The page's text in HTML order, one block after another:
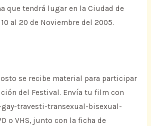
que tendrá lugar en la Ciudad de
al 20 de Noviembre del 2005.
se recibe material para participar
del Festival. Envía tu film con
travesti-transexual-bisexual-
o VHS, junto con la ficha de